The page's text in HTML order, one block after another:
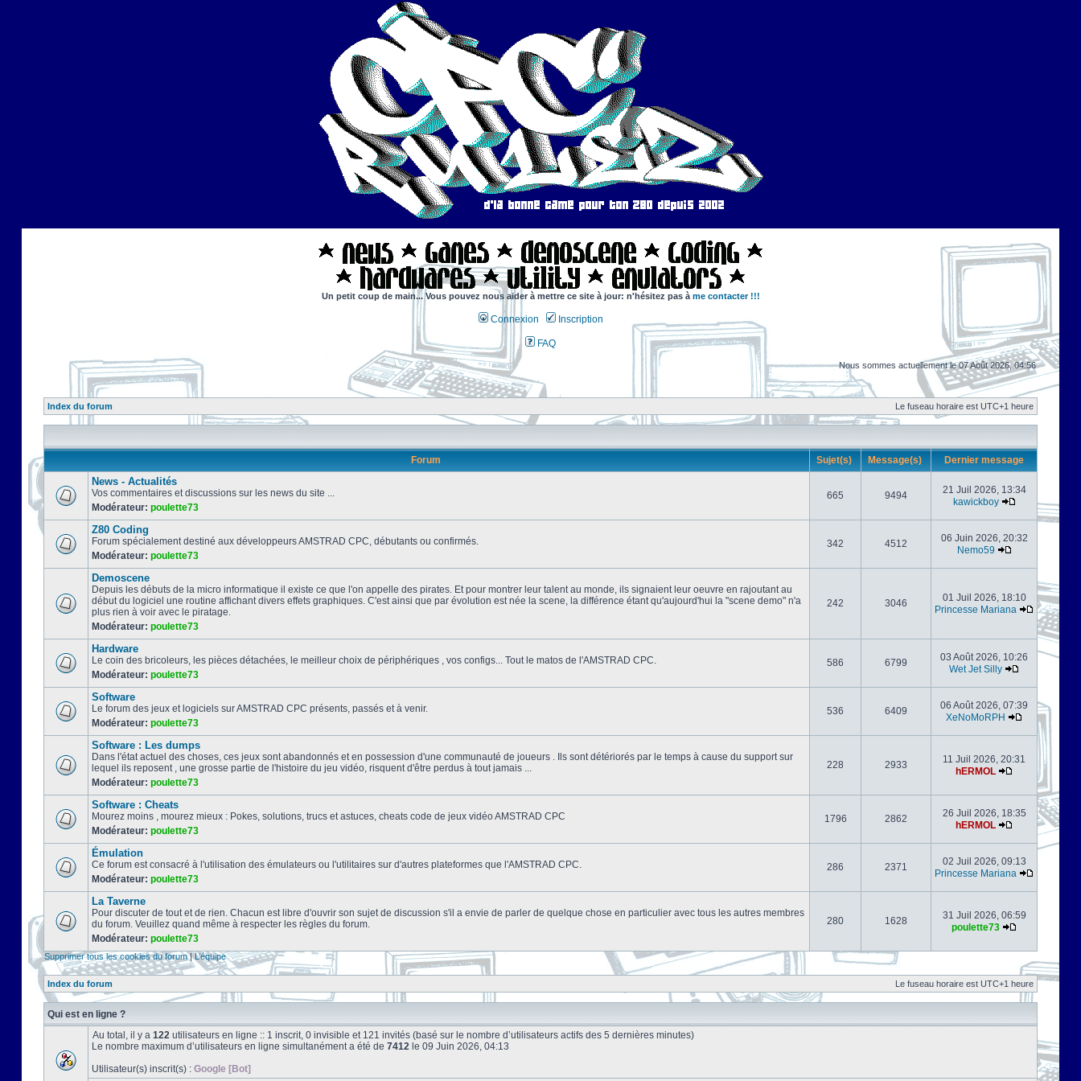
Un petit coup de main... Vous pouvez nous aider à mettre ce site à jour: n'hésitez pas à me contacter !!!
Connexion Inscription
FAQ
Nous sommes actuellement le 07 Août 2026, 04:56
Index du forum Le fuseau horaire est UTC+1 heure
Forum Sujet(s) Message(s) Dernier message
News - Actualités
Vos commentaires et discussions sur les news du site ...
Modérateur: poulette73
665 9494
21 Juil 2026, 13:34
kawickboy
Z80 Coding
Forum spécialement destiné aux développeurs AMSTRAD CPC, débutants ou confirmés.
Modérateur: poulette73
342 4512
06 Juin 2026, 20:32
Nemo59
Demoscene
Depuis les débuts de la micro informatique il existe ce que l'on appelle des pirates. Et pour montrer leur talent au monde, ils signaient leur oeuvre en rajoutant au
début du logiciel une routine affichant divers effets graphiques. C'est ainsi que par évolution est née la scene, la différence étant qu'aujourd'hui la "scene demo" n'a
plus rien à voir avec le piratage.
Modérateur: poulette73
242 3046
01 Juil 2026, 18:10
Princesse Mariana
Hardware
Le coin des bricoleurs, les pièces détachées, le meilleur choix de périphériques , vos configs... Tout le matos de l'AMSTRAD CPC.
Modérateur: poulette73
586 6799
03 Août 2026, 10:26
Wet Jet Silly
Software
Le forum des jeux et logiciels sur AMSTRAD CPC présents, passés et à venir.
Modérateur: poulette73
536 6409
06 Août 2026, 07:39
XeNoMoRPH
Software : Les dumps
Dans l'état actuel des choses, ces jeux sont abandonnés et en possession d'une communauté de joueurs . Ils sont détériorés par le temps à cause du support sur
lequel ils reposent , une grosse partie de l'histoire du jeu vidéo, risquent d'être perdus à tout jamais ...
Modérateur: poulette73
228 2933
11 Juil 2026, 20:31
hERMOL
Software : Cheats
Mourez moins , mourez mieux : Pokes, solutions, trucs et astuces, cheats code de jeux vidéo AMSTRAD CPC
Modérateur: poulette73
1796 2862
26 Juil 2026, 18:35
hERMOL
Émulation
Ce forum est consacré à l'utilisation des émulateurs ou l'utilitaires sur d'autres plateformes que l'AMSTRAD CPC.
Modérateur: poulette73
286 2371
02 Juil 2026, 09:13
Princesse Mariana
La Taverne
Pour discuter de tout et de rien. Chacun est libre d'ouvrir son sujet de discussion s'il a envie de parler de quelque chose en particulier avec tous les autres membres
du forum. Veuillez quand même à respecter les règles du forum.
Modérateur: poulette73
280 1628
31 Juil 2026, 06:59
poulette73
Supprimer tous les cookies du forum|L’équipe
Index du forum Le fuseau horaire est UTC+1 heure
Qui est en ligne ?
Au total, il y a 122 utilisateurs en ligne :: 1 inscrit, 0 invisible et 121 invités (basé sur le nombre d’utilisateurs actifs des 5 dernières minutes)
Le nombre maximum d’utilisateurs en ligne simultanément a été de 7412 le 09 Juin 2026, 04:13
Utilisateur(s) inscrit(s) : Google [Bot]